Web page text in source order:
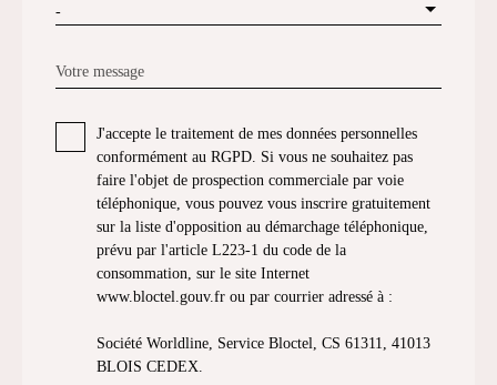
-
Votre message
J'accepte le traitement de mes données personnelles
conformément au RGPD. Si vous ne souhaitez pas
faire l'objet de prospection commerciale par voie
téléphonique, vous pouvez vous inscrire gratuitement
sur la liste d'opposition au démarchage téléphonique,
prévu par l'article L223-1 du code de la
consommation, sur le site Internet
www.bloctel.gouv.fr ou par courrier adressé à :
Société Worldline, Service Bloctel, CS 61311, 41013
BLOIS CEDEX.